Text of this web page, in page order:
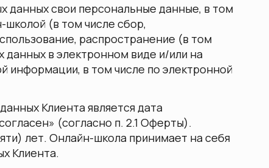
данных свои персональные данные, в том
(в том числе сбор,
распространение (в том
в электронном виде и/или на
информации, в том числе по электронной
Клиента является дата
(согласно п. 2.1 Оферты).
лет. Онлайн-школа принимает на себя
Клиента.